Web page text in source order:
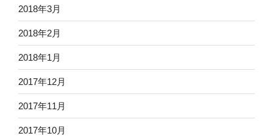
2018年3月
2018年2月
2018年1月
2017年12月
2017年11月
2017年10月